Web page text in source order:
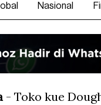
Nasional
- Toko kue